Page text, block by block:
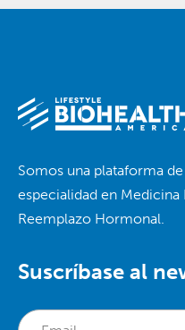
Somos una plataforma
especialidad en Medicina
Reemplazo Hormonal.
Suscríbase al